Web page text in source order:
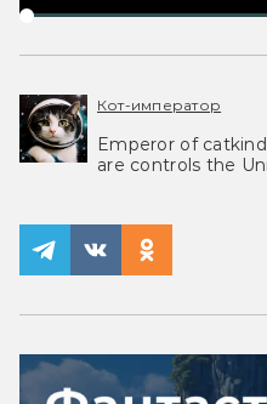
Кот-император
Emperor of
are controls the